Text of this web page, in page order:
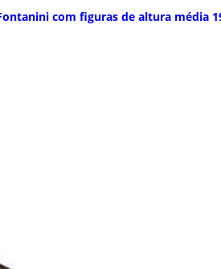
com figuras de altura média